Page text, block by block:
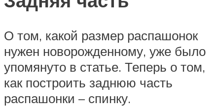
О том, какой размер распашонок
нужен новорожденному, уже было
упомянуто в статье. Теперь о том,
как построить заднюю часть
распашонки – спинку.